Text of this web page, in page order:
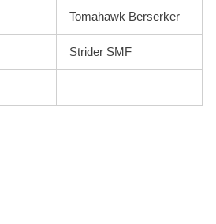
Tomahawk Berserker
Strider SMF